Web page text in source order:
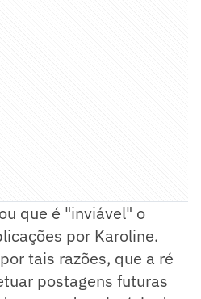
que é "inviável" o
por Karoline.
tais razões, que a ré
postagens futuras